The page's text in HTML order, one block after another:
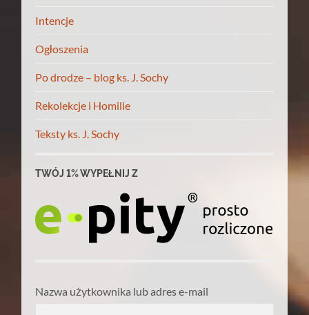
Intencje
Ogłoszenia
Po drodze – blog ks. J. Sochy
Rekolekcje i Homilie
Teksty ks. J. Sochy
TWÓJ 1% WYPEŁNIJ Z
Nazwa użytkownika lub adres e-mail